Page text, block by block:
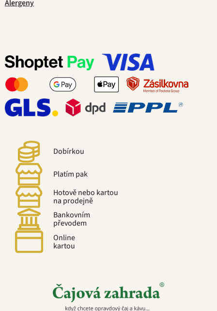
Alergeny
Dobírkou
Platím pak
Hotově nebo kartou
na prodejně
Bankovním
převodem
Online
kartou